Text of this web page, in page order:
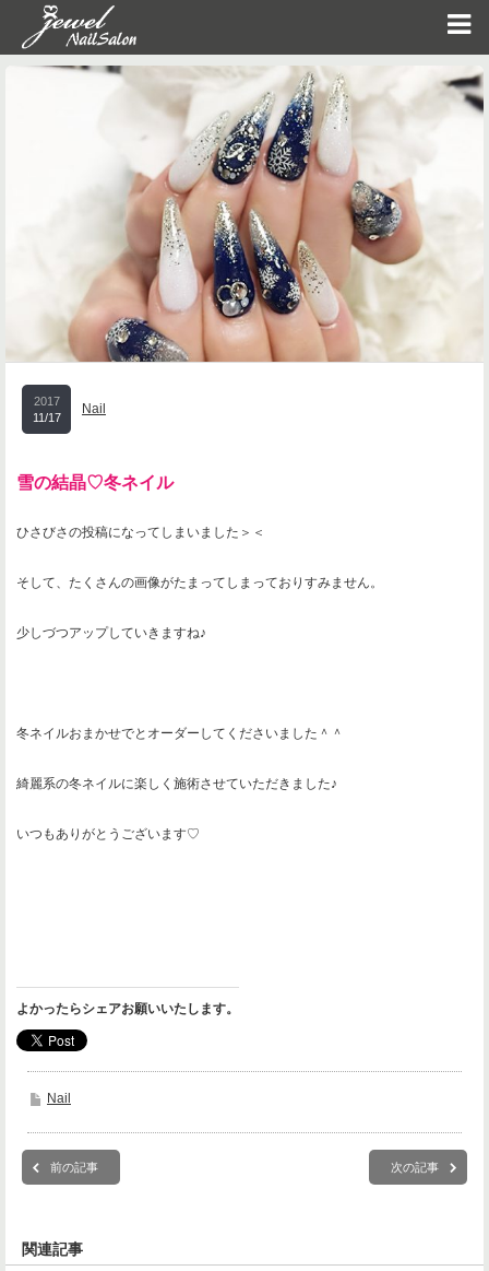
2017
11/17
Nail
雪の結晶♡冬ネイル
ひさびさの投稿になってしまいました＞＜
そして、たくさんの画像がたまってしまっておりすみません。
少しづつアップしていきますね♪
冬ネイルおまかせでとオーダーしてくださいました＾＾
綺麗系の冬ネイルに楽しく施術させていただきました♪
いつもありがとうございます♡
よかったらシェアお願いいたします。
Nail
前の記事 次の記事
関連記事